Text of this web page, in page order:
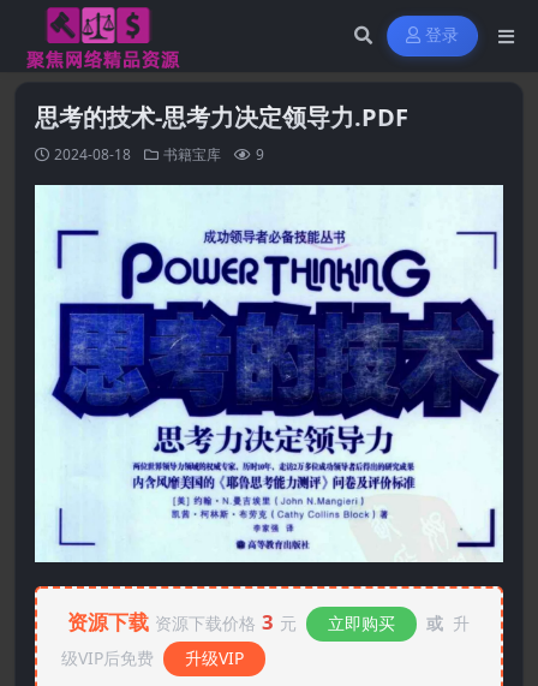
登录
思考的技术-思考力决定领导力.PDF
2024-08-18 书籍宝库 9
资源下载 资源下载价格 3 元 立即购买 或 升
级VIP后免费
升级VIP